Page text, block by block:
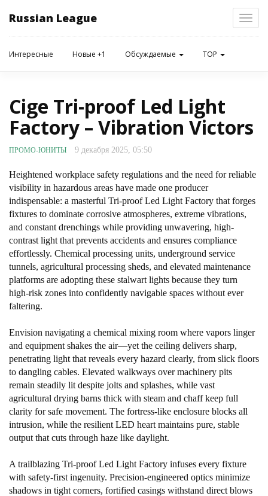
Russian League
Интересные Новые +1 Обсуждаемые TOP
Cige Tri-proof Led Light
Factory – Vibration Victors
ПРОМО-ЮНИТЫ 9 декабря 2025, 05:50
Heightened workplace safety regulations and the need for reliable
visibility in hazardous areas have made one producer
indispensable: a masterful Tri-proof Led Light Factory that forges
fixtures to dominate corrosive atmospheres, extreme vibrations,
and constant drenchings while providing unwavering, high-
contrast light that prevents accidents and ensures compliance
effortlessly. Chemical processing units, underground service
tunnels, agricultural processing sheds, and elevated maintenance
platforms are adopting these stalwart lights because they turn
high-risk zones into confidently navigable spaces without ever
faltering.
Envision navigating a chemical mixing room where vapors linger
and equipment shakes the air—yet the ceiling delivers sharp,
penetrating light that reveals every hazard clearly, from slick floors
to dangling cables. Elevated walkways over machinery pits
remain steadily lit despite jolts and splashes, while vast
agricultural drying barns thick with steam and chaff keep full
clarity for safe movement. The fortress-like enclosure blocks all
intrusion, while the resilient LED heart maintains pure, stable
output that cuts through haze like daylight.
A trailblazing Tri-proof Led Light Factory infuses every fixture
with safety-first ingenuity. Precision-engineered optics minimize
shadows in tight corners, fortified casings withstand direct blows